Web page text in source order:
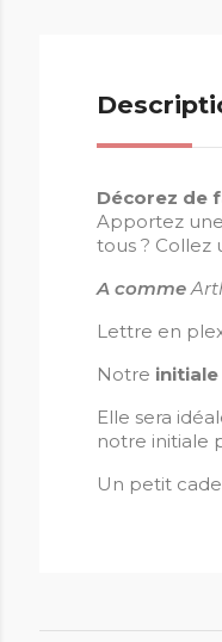
Décorez de
Apportez
tous ? Collez
A comme
Lettre en
Notre
Elle sera
notre initiale
Un petit